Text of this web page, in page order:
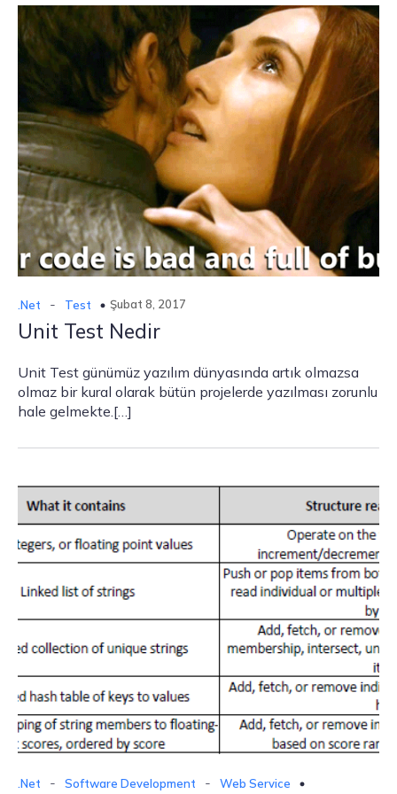
.Net - Test Şubat 8, 2017
Unit Test Nedir
Unit Test günümüz yazılım dünyasında artık olmazsa
olmaz bir kural olarak bütün projelerde yazılması zorunlu
hale gelmekte.[…]
.Net - Software Development -
Web Service